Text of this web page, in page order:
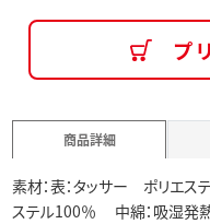
プ
商品詳細
素材：表：タッサー ポリエ
ステル100％ 中綿：吸湿発